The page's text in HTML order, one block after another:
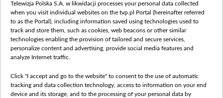
Безопасность
Youtube
Белсат news
Белсат Life
Belsat English
Biełsat PL
Telewizja Polska S.A. w likwidacji processes your personal data collected
when you visit individual websites on the tvp.pl Portal (hereinafter referred
to as the Portal), including information saved using technologies used to
track and store them, such as cookies, web beacons or other similar
technologies enabling the provision of tailored and secure services,
personalize content and advertising, provide social media features and
analyze Internet traffic.
Click "I accept and go to the website" to consent to the use of automatic
tracking and data collection technology, access to information on your end
device and its storage, and to the processing of your personal data by